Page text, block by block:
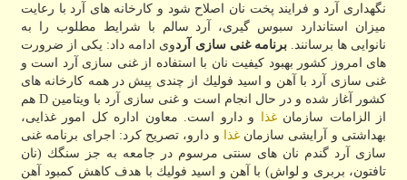
نگهداری آرد و فرایند پخت نان اصلاح شود و كارخانه های آرد با رعایت
میزان استاندارد سبوس گیری، آرد سالم با شرایط مطلوب را به
نانوایی ها برسانند.برنامه غنی سازی آردوی ادامه داد: یكی از ضرورت
های امروز كشور بهبود كیفیت نان با استفاده از غنی سازی آرد است و
غنی سازی آرد با آهن و اسید فولیك از چندی پیش در همه كارخانه های
كشور آغاز شده و در حال انجام است و غنی سازی آرد با ویتامین D هم
از الزامات سازمانغذا و دارو است. معاون اداره كل امور غذایی،
بهداشتی و آرایشی سازمانغذا و دارو، تصریح كرد: اجرای برنامه غنی
سازی آرد گندم نان های سنتی مرسوم در جامعه به جز سنگك (نان
تافتون، بربری و لواش) با آهن و اسید فولیك با هدف كاهش كمبود آهن